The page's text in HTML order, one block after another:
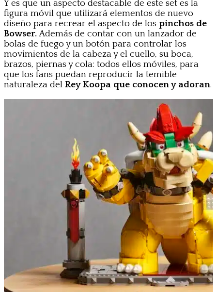
Y es que un aspecto destacable de este set es la
figura móvil que utilizará elementos de nuevo
diseño para recrear el aspecto de los pinchos de
Bowser.Además de contar con un lanzador de
bolas de fuego y un botón para controlar los
movimientos de la cabeza y el cuello, su boca,
brazos, piernas y cola: todos ellos móviles, para
que los fans puedan reproducir la temible
naturaleza del Rey Koopa que conocen y adoran.